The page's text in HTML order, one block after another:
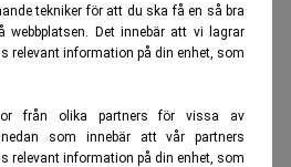
tekniker för att du ska få en så bra
webbplatsen. Det innebär att vi lagrar
relevant information på din enhet, som
från olika partners för vissa av
som innebär att vår partners
relevant information på din enhet, som
kvarstår: när algoritmer
stöter på mönster
händer då med